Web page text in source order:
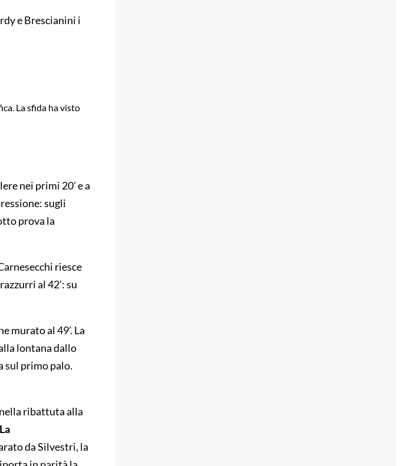
e Brescianini i
La sfida ha visto
nei primi 20’ e a
sugli
prova la
riesce
al 42’: su
murato al 49’. La
lontana dallo
sul primo palo.
ribattuta alla
La
da Silvestri, la